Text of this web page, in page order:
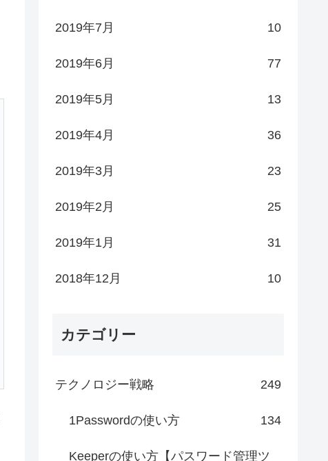
2019年7月 10
2019年6月 77
2019年5月 13
2019年4月 36
2019年3月 23
2019年2月 25
2019年1月 31
2018年12月 10
カテゴリー
テクノロジー戦略 249
1Passwordの使い方 134
Keeperの使い方【パスワード管理ツ